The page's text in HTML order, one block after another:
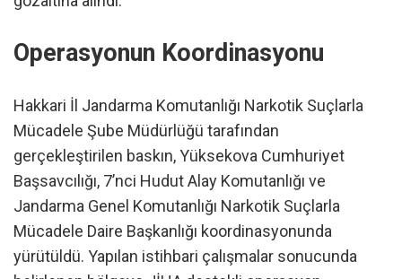
Operasyonun Koordinasyonu
Hakkari İl Jandarma Komutanlığı Narkotik Suçlarla
Mücadele Şube Müdürlüğü tarafından
gerçekleştirilen baskın, Yüksekova Cumhuriyet
Başsavcılığı, 7’nci Hudut Alay Komutanlığı ve
Jandarma Genel Komutanlığı Narkotik Suçlarla
Mücadele Daire Başkanlığı koordinasyonunda
yürütüldü. Yapılan istihbari çalışmalar sonucunda